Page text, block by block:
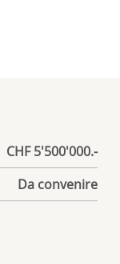
CHF 5'500'000.-
Da convenire